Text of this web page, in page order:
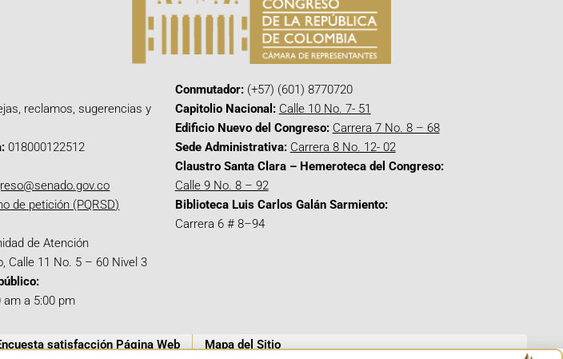
reclamos, sugerencias y
018000122512
de petición (PQRSD)
de Atención
Calle 11 No. 5 – 60 Nivel 3
am a 5:00 pm
Conmutador:(+57) (601) 8770720
Capitolio Nacional: Calle 10 No. 7- 51
Edificio Nuevo del Congreso: Carrera 7 No. 8 – 68
Sede Administrativa: Carrera 8 No. 12- 02
Claustro Santa Clara – Hemeroteca del Congreso:
Calle 9 No. 8 – 92
Biblioteca Luis Carlos Galán Sarmiento:
Carrera 6 # 8–94
satisfacción Página Web Mapa del Sitio